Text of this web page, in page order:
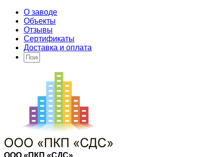
О заводе
Объекты
Отзывы
Сертификаты
Доставка и оплата
ООО «ПКП «СДС»